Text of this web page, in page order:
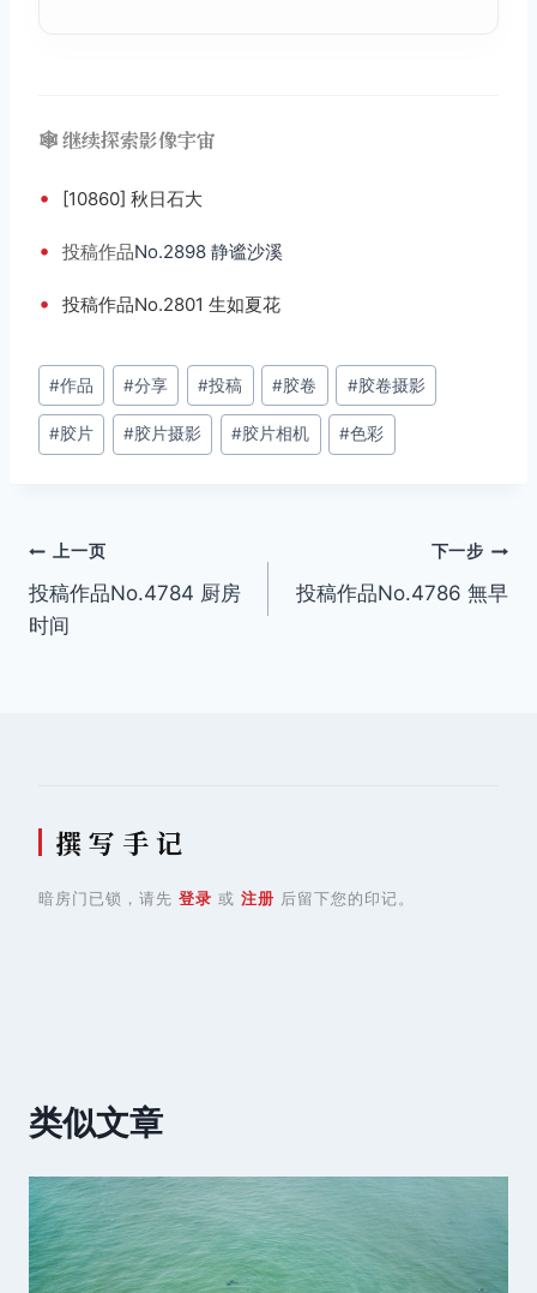
🕸️ 继续探索影像宇宙
• [10860] 秋日石大
• 投稿作品No.2898 静谧沙溪
• 投稿作品No.2801 生如夏花
文
章
标
#作品 #分享 #投稿 #胶卷 #胶卷摄影
#胶片 #胶片摄影 #胶片相机 #色彩
文
章
上一页
投稿作品No.4784 厨房
时间
下一步
投稿作品No.4786 無早
撰 写 手 记
暗房门已锁，请先 登录 或 注册 后留下您的印记。
类似文章